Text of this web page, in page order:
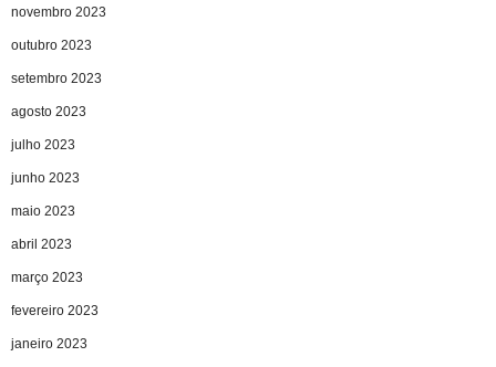
novembro 2023
outubro 2023
setembro 2023
agosto 2023
julho 2023
junho 2023
maio 2023
abril 2023
março 2023
fevereiro 2023
janeiro 2023